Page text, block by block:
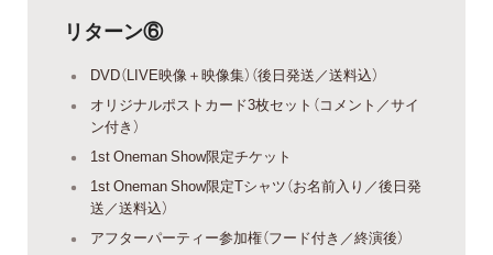
リターン⑥
DVD（LIVE映像＋映像集）（後日発送／送料込）
オリジナルポストカード3枚セット（コメント／サイ
ン付き）
1st Oneman Show限定チケット
1st Oneman Show限定Tシャツ（お名前入り／後日発
送／送料込）
アフターパーティー参加権（フード付き／終演後）